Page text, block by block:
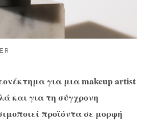
για μια makeup artist
και για τη σύγχρονη
προϊόντα σε μορφή